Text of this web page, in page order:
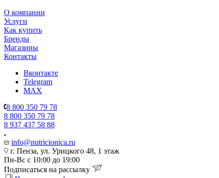
О компании
Услуги
Как купить
Бренды
Магазины
Контакты
Вконтакте
Telegram
MAX
8 800 350 79 78
8 800 350 79 78
8 937 437 58 88
info@nutricionica.ru
г. Пенза, ул. Урицкого 48, 1 этаж
Пн-Вс с 10:00 до 19:00
Подписаться на рассылку